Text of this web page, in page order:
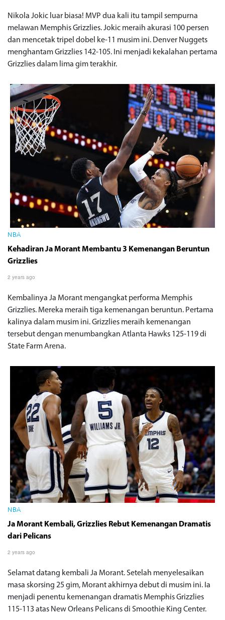
Nikola Jokic luar biasa! MVP dua kali itu tampil sempurna
melawan Memphis Grizzlies. Jokic meraih akurasi 100 persen
dan mencetak tripel dobel ke-11 musim ini. Denver Nuggets
menghantam Grizzlies 142-105. Ini menjadi kekalahan pertama
Grizzlies dalam lima gim terakhir.
NBA
Kehadiran Ja Morant Membantu 3 Kemenangan Beruntun
Grizzlies
2 years ago
Kembalinya Ja Morant mengangkat performa Memphis
Grizzlies. Mereka meraih tiga kemenangan beruntun. Pertama
kalinya dalam musim ini. Grizzlies meraih kemenangan
tersebut dengan menumbangkan Atlanta Hawks 125-119 di
State Farm Arena.
NBA
Ja Morant Kembali, Grizzlies Rebut Kemenangan Dramatis
dari Pelicans
2 years ago
Selamat datang kembali Ja Morant. Setelah menyelesaikan
masa skorsing 25 gim, Morant akhirnya debut di musim ini. Ia
menjadi penentu kemenangan dramatis Memphis Grizzlies
115-113 atas New Orleans Pelicans di Smoothie King Center.